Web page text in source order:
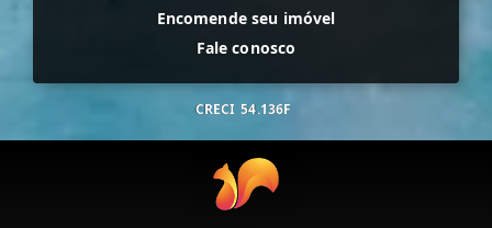
Encomende seu imóvel
Fale conosco
CRECI 54.136F